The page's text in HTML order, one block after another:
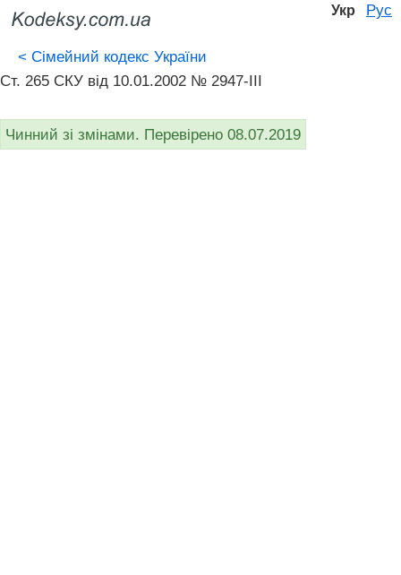
Укр Рус
< Сімейний кодекс України
Ст. 265 СКУ від 10.01.2002 № 2947-III
Чинний зі змінами. Перевірено 08.07.2019